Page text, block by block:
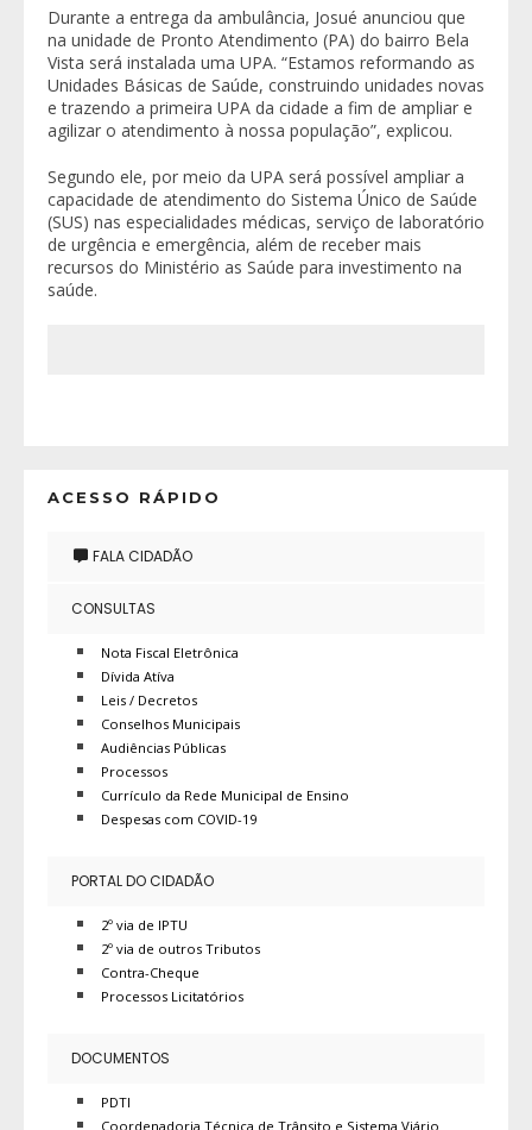
Durante a entrega da ambulância, Josué anunciou que
na unidade de Pronto Atendimento (PA) do bairro Bela
Vista será instalada uma UPA. “Estamos reformando as
Unidades Básicas de Saúde, construindo unidades novas
e trazendo a primeira UPA da cidade a fim de ampliar e
agilizar o atendimento à nossa população”, explicou.
Segundo ele, por meio da UPA será possível ampliar a
capacidade de atendimento do Sistema Único de Saúde
(SUS) nas especialidades médicas, serviço de laboratório
de urgência e emergência, além de receber mais
recursos do Ministério as Saúde para investimento na
saúde.
ACESSO RÁPIDO
FALA CIDADÃO
CONSULTAS
Nota Fiscal Eletrônica
Dívida Atíva
Leis / Decretos
Conselhos Municipais
Audiências Públicas
Processos
Currículo da Rede Municipal de Ensino
Despesas com COVID-19
PORTAL DO CIDADÃO
2º via de IPTU
2º via de outros Tributos
Contra-Cheque
Processos Licitatórios
DOCUMENTOS
PDTI
Coordenadoria Técnica de Trânsito e Sistema Viário